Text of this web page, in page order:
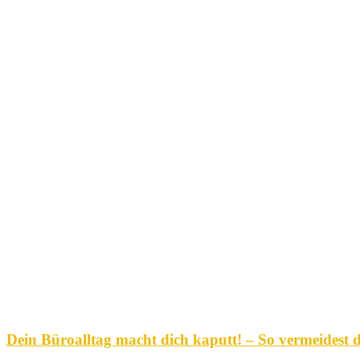
Dein Büroalltag macht dich kaputt! – So vermeidest